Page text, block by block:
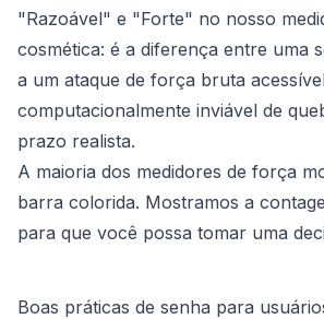
"Razoável" e "Forte" no nosso
cosmética: é a diferença entre uma
a um ataque de força bruta
computacionalmente inviável de
prazo realista.
A maioria dos medidores de força
barra colorida. Mostramos a
para que você possa tomar uma
Boas práticas de senha para